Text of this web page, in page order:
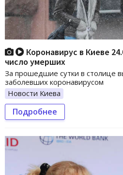
Коронавирус в Киеве
число умерших
За прошедшие сутки в столице
заболевших коронавирусом
Новости Киева
Подробнее